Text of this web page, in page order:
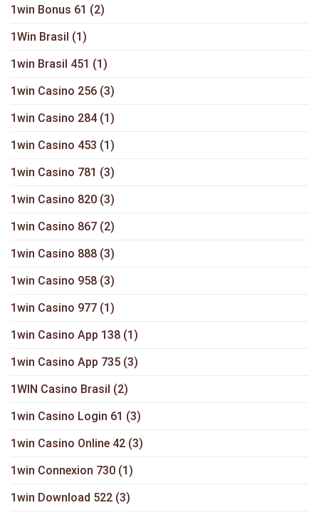
1win Bonus 61 (2)
1Win Brasil (1)
1win Brasil 451 (1)
1win Casino 256 (3)
1win Casino 284 (1)
1win Casino 453 (1)
1win Casino 781 (3)
1win Casino 820 (3)
1win Casino 867 (2)
1win Casino 888 (3)
1win Casino 958 (3)
1win Casino 977 (1)
1win Casino App 138 (1)
1win Casino App 735 (3)
1WIN Casino Brasil (2)
1win Casino Login 61 (3)
1win Casino Online 42 (3)
1win Connexion 730 (1)
1win Download 522 (3)